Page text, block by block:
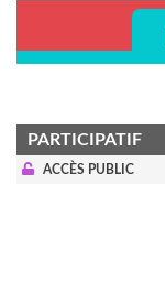
PARTICIPATIF
ACCÈS PUBLIC